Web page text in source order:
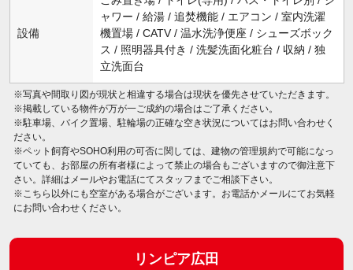
設備
ャワー / 給湯 / 追焚機能 / エアコン / 室内洗濯
機置場 / CATV / 温水洗浄便座 / シューズボック
ス / 照明器具付き / 洗髪洗面化粧台 / 収納 / 独
立洗面台
※写真や間取り図が現状と相違する場合は現状を優先させていただきます。
※掲載している物件が万が一ご成約の場合はご了承ください。
※駐車場、バイク置場、駐輪場の正確な空き状況についてはお問い合わせく
ださい。
※ペット飼育やSOHO利用の可否に関しては、建物の管理規約で可能になっ
ていても、お部屋の所有者様によって禁止の場合もございますので御注意下
さい。詳細はメールやお電話にてスタッフまでご相談下さい。
※こちら以外にも空室がある場合がございます。お電話かメールにてお気軽
にお問い合わせください。
リンピア広田